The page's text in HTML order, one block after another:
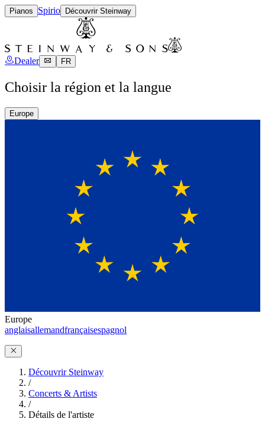
Pianos Spirio Découvrir Steinway
Dealer FR
Choisir la région et la langue
Europe
Europe
anglaisallemandfrançaisespagnol
Découvrir Steinway
/
Concerts & Artists
/
Détails de l'artiste